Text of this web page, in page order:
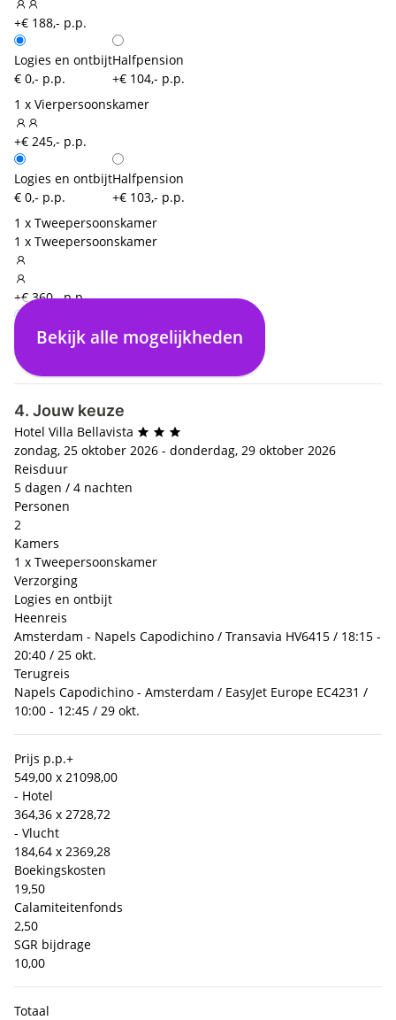
+€ 188,- p.p.
Logies en ontbijt
€ 0,- p.p.
Halfpension
+€ 104,- p.p.
1 x Vierpersoonskamer
+€ 245,- p.p.
Logies en ontbijt
€ 0,- p.p.
Halfpension
+€ 103,- p.p.
1 x Tweepersoonskamer
1 x Tweepersoonskamer
+€ 360,- p.p.
Logies en ontbijt
€ 0,- p.p.
Bekijk alle mogelijkheden
4. Jouw keuze
Hotel Villa Bellavista
zondag, 25 oktober 2026 - donderdag, 29 oktober 2026
Reisduur
5 dagen / 4 nachten
Personen
2
Kamers
1 x Tweepersoonskamer
Verzorging
Logies en ontbijt
Heenreis
Amsterdam - Napels Capodichino / Transavia HV6415 / 18:15 -
20:40 / 25 okt.
Terugreis
Napels Capodichino - Amsterdam / EasyJet Europe EC4231 /
10:00 - 12:45 / 29 okt.
Prijs p.p.+
549,00 x 21098,00
- Hotel
364,36 x 2728,72
- Vlucht
184,64 x 2369,28
Boekingskosten
19,50
Calamiteitenfonds
2,50
SGR bijdrage
10,00
Totaal